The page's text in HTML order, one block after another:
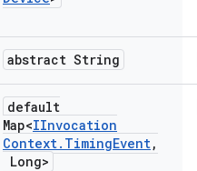
abstract String
default
Map<IInvocation
Context. TimingEvent,
Long>